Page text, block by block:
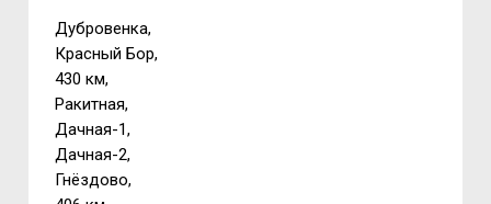
Дубровенка,
Красный Бор,
430 км,
Ракитная,
Дачная-1,
Дачная-2,
Гнёздово,